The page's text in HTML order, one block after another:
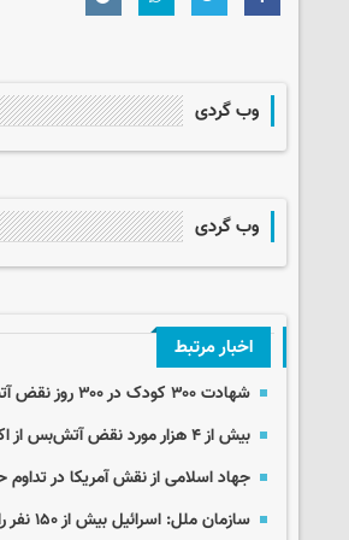
وب گردی
وب گردی
اخبار مرتبط
شهادت ۳۰۰ کودک در ۳۰۰ روز نقض آتش‌بس غزه
بیش از ۴ هزار مورد نقض آتش‌بس از اکتبر ۲۰۲۵
جهاد اسلامی از نقش آمریکا در تداوم
سازمان‌ ملل: اسرائیل بیش از ۱۵۰ نفر را در ماه ژوئیه در غزه قتل‌عام کرد